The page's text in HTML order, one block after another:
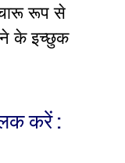
रूप से
के इच्छुक
करें :